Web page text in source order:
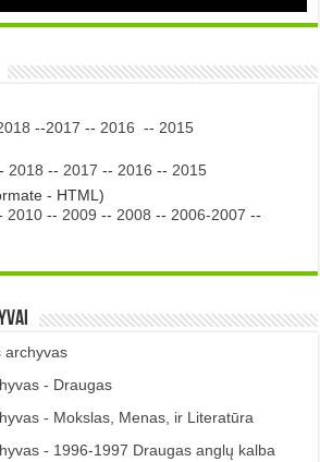
--2017 --2016 --2015
2018 --2017 --2016 --2015
- HTML)
2010 --2009 --2008 --2006-2007 --
archyvas
- Draugas
- Mokslas, Menas, ir Literatūra
- 1996-1997 Draugas anglų kalba